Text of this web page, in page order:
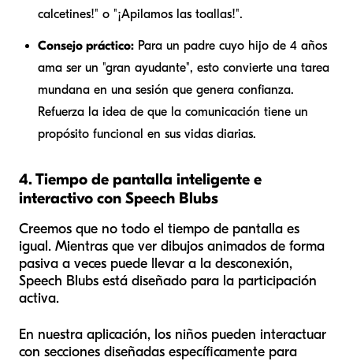
calcetines!" o "¡Apilamos las toallas!".
Consejo práctico: Para un padre cuyo hijo de 4 años
ama ser un "gran ayudante", esto convierte una tarea
mundana en una sesión que genera confianza.
Refuerza la idea de que la comunicación tiene un
propósito funcional en sus vidas diarias.
4. Tiempo de pantalla inteligente e
interactivo con Speech Blubs
Creemos que no todo el tiempo de pantalla es
igual. Mientras que ver dibujos animados de forma
pasiva a veces puede llevar a la desconexión,
Speech Blubs está diseñado para la participación
activa.
En nuestra aplicación, los niños pueden interactuar
con secciones diseñadas específicamente para